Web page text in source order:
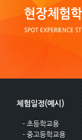
체험일정(예시)
- 초등학교용
- 중고등학교용